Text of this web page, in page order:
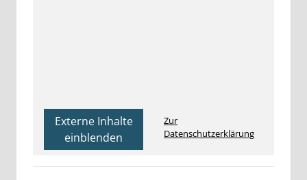
Externe Inhalte
einblenden
Zur
Datenschutzerklärung